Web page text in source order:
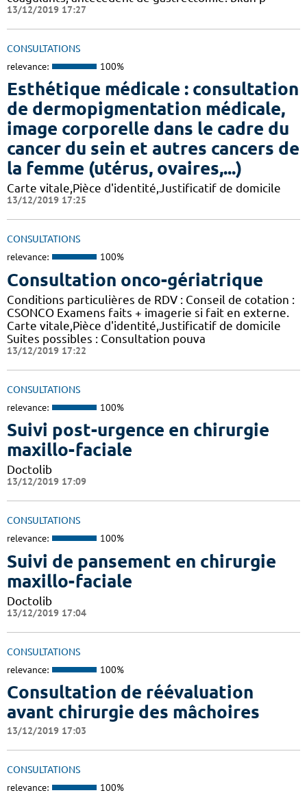
13/12/2019 17:27
CONSULTATIONS
relevance: 100%
Esthétique médicale : consultation
de dermopigmentation médicale,
image corporelle dans le cadre du
cancer du sein et autres cancers de
la femme (utérus, ovaires,...)
Carte vitale,Pièce d'identité,Justificatif de domicile
13/12/2019 17:25
CONSULTATIONS
relevance: 100%
Consultation onco-gériatrique
Conditions particulières de RDV : Conseil de cotation :
CSONCO Examens faits + imagerie si fait en externe.
Carte vitale,Pièce d'identité,Justificatif de domicile
Suites possibles : Consultation pouva
13/12/2019 17:22
CONSULTATIONS
relevance: 100%
Suivi post-urgence en chirurgie
maxillo-faciale
Doctolib
13/12/2019 17:09
CONSULTATIONS
relevance: 100%
Suivi de pansement en chirurgie
maxillo-faciale
Doctolib
13/12/2019 17:04
CONSULTATIONS
relevance: 100%
Consultation de réévaluation
avant chirurgie des mâchoires
13/12/2019 17:03
CONSULTATIONS
relevance: 100%